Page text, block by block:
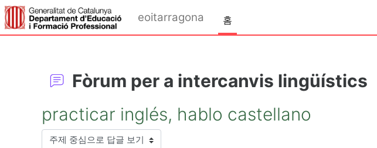
메인 콘텐츠로 건너뛰기
eoitarragona 홈
Fòrum per a intercanvis lingüístics
practicar inglés, hablo castellano
표시 모드